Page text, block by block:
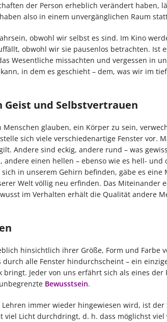
der Person erheblich verändert haben,
also in einem unvergänglichen Raum
obwohl wir selbst es sind. Im Kino
obwohl wir sie pausenlos betrachten. Ist
Wesentliche missachten und vergessen in
in dem es geschieht – dem, was wir im
und Selbstvertrauen
glauben, ein Körper zu sein,
sich viele verschiedenartige Fenster vor.
Andere sind eckig, andere rund – was
einen hellen – ebenso wie es hell- und
in unserem Gehirn befinden, gäbe es eine
Welt völlig neu erfinden. Das Miteinander
im Verhalten erhält die Qualität andere
hinsichtlich ihrer Größe, Form und Farbe
alle Fenster hindurchscheint – ein
Jeder von uns erfährt sich als eines der
Bewusstsein.
immer wieder hingewiesen wird, ist der
Licht durchdringt, d. h. dass möglichst viel